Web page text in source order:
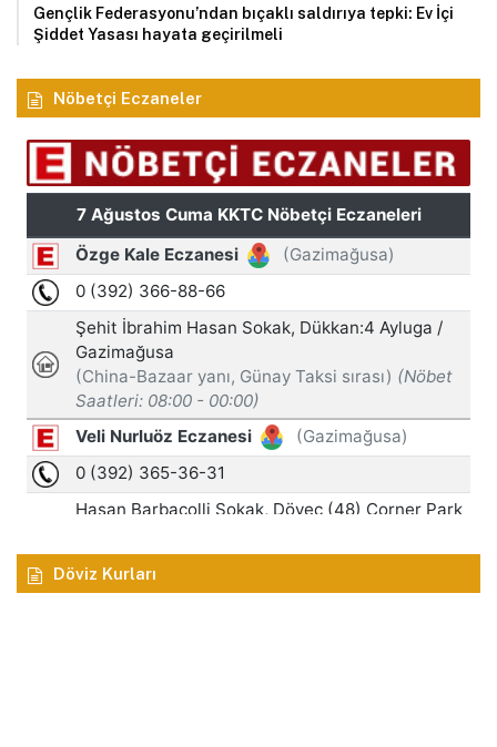
Gençlik Federasyonu’ndan bıçaklı saldırıya tepki: Ev İçi
Şiddet Yasası hayata geçirilmeli
Nöbetçi Eczaneler
Döviz Kurları